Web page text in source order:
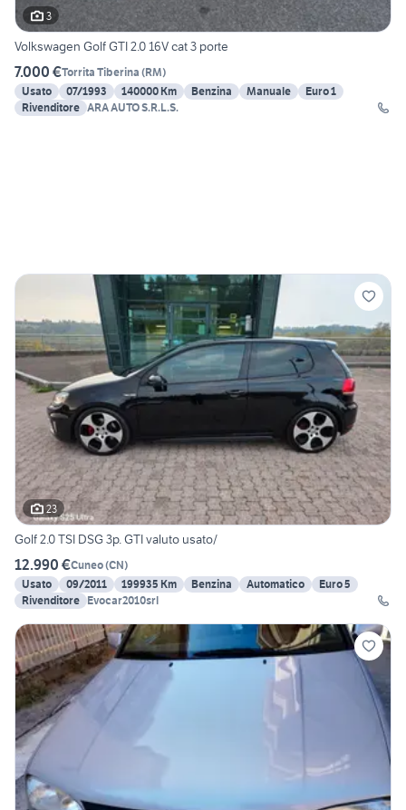
3
Volkswagen Golf GTI 2.0 16V cat 3 porte
7.000 €Torrita Tiberina (RM)
Usato
07/1993 140000 Km Benzina Manuale
Euro 1
Rivenditore ARA AUTO S.R.L.S.
23
Golf 2.0 TSI DSG 3p. GTI valuto usato/
12.990 €Cuneo(CN)
Usato
09/2011 199935 Km Benzina Automatico
Euro 5
Rivenditore Evocar2010srl